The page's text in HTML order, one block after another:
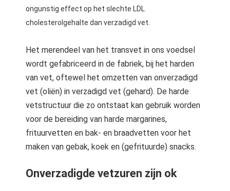
ongunstig effect op het slechte LDL
cholesterolgehalte dan verzadigd vet.
Het merendeel van het transvet in ons voedsel
wordt gefabriceerd in de fabriek, bij het harden
van vet, oftewel het omzetten van onverzadigd
vet (oliën) in verzadigd vet (gehard). De harde
vetstructuur die zo ontstaat kan gebruik worden
voor de bereiding van harde margarines,
frituurvetten en bak- en braadvetten voor het
maken van gebak, koek en (gefrituurde) snacks.
Onverzadigde vetzuren zijn ok